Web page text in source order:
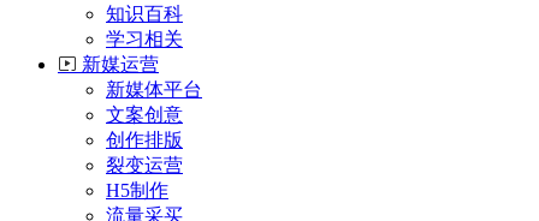
知识百科
学习相关
新媒运营
新媒体平台
文案创意
创作排版
裂变运营
H5制作
流量采买